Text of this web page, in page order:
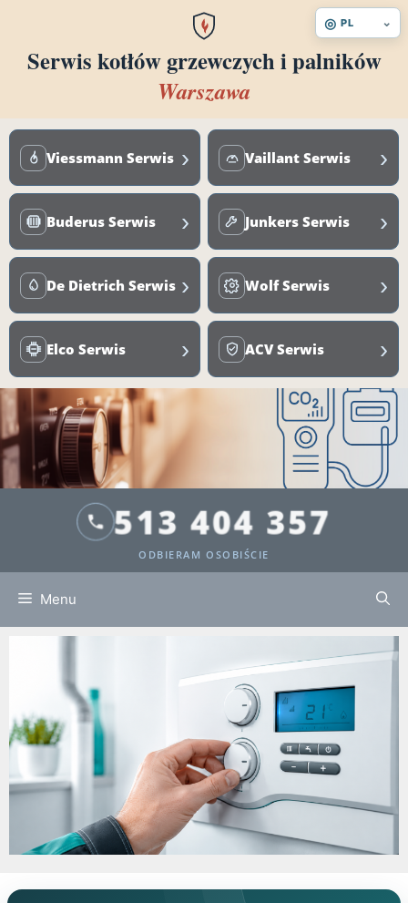
Serwis kotłów grzewczych i palników
Warszawa
Viessmann Serwis › Vaillant Serwis ›
Buderus Serwis › Junkers Serwis ›
De Dietrich Serwis › Wolf Serwis ›
Elco Serwis › ACV Serwis ›
513 404 357
ODBIERAM OSOBIŚCIE
◎ PL ⌄
Menu